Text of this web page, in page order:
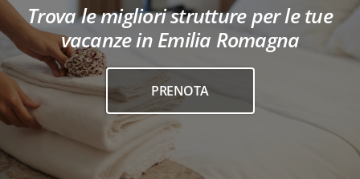
Trova le migliori strutture per le tue
vacanze in Emilia Romagna
PRENOTA